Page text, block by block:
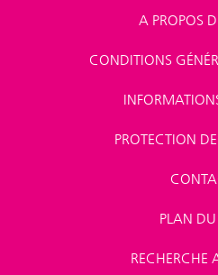
A PROPOS
CONDITIONS
PROTECTION
PLAN DU
RECHERCHE